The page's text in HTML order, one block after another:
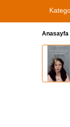
Anasayfa